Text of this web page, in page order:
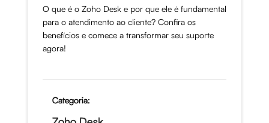
O que é o Zoho Desk e por que ele é fundamental
para o atendimento ao cliente? Confira os
benefícios e comece a transformar seu suporte
agora!
Categoria: